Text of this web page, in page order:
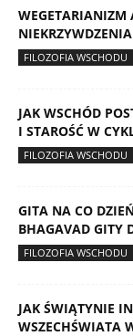
ŚWIĄTYNIE I
SZTUKA I RĘKODZIEŁO
WEGETARIANIZM
FILOZOFIA WSCHODU
JAK WSCHÓD
I STAROŚĆ W
FILOZOFIA WSCHODU
GITA NA CO
BHAGAVAD GITY
FILOZOFIA WSCHODU
JAK ŚWIĄTYNIE
WSZECHŚWIATA